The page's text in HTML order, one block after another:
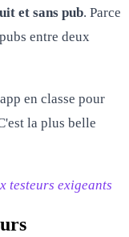
et sans pub. Parce
entre deux
en classe pour
la plus belle
testeurs exigeants